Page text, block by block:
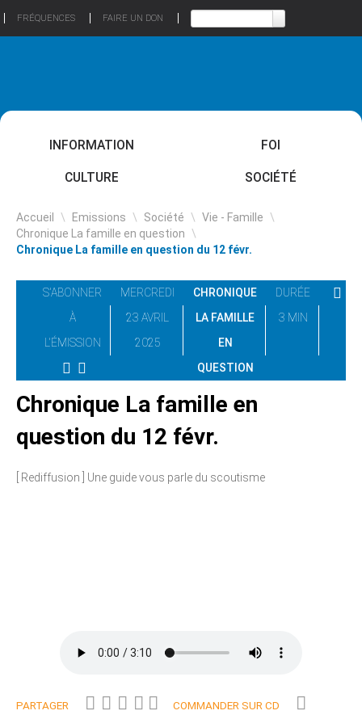
FRÉQUENCES FAIRE UN DON
INFORMATION FOI
CULTURE SOCIÉTÉ
Accueil \ Emissions \ Société \ Vie - Famille \
Chronique La famille en question \
Chronique La famille en question du 12 févr.
S'ABONNER
À
L'ÉMISSION
MERCREDI
23 AVRIL
2025
CHRONIQUE
LA FAMILLE
EN
QUESTION
DURÉE
3 MIN
Chronique La famille en
question du 12 févr.
[ Rediffusion ] Une guide vous parle du scoutisme
PARTAGER COMMANDER SUR CD